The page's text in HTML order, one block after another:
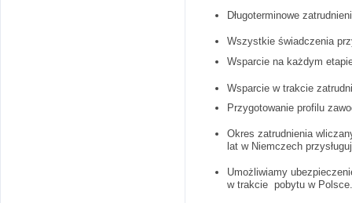
Długoterminowe
Wszystkie świadczenia
Wsparcie na każdym
Wsparcie w trakcie
Przygotowanie profilu
Okres zatrudnienia
lat w Niemczech
Umożliwiamy
w trakcie pobytu w